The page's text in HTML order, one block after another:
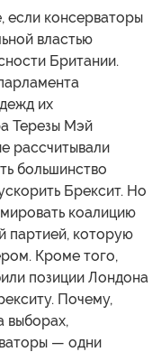
если консерваторы
властью
Британии.
их
Терезы Мэй
рассчитывали
большинство
Брексит. Но
коалицию
партией, которую
Кроме того,
позиции Лондона
Почему,
выборах,
— одни